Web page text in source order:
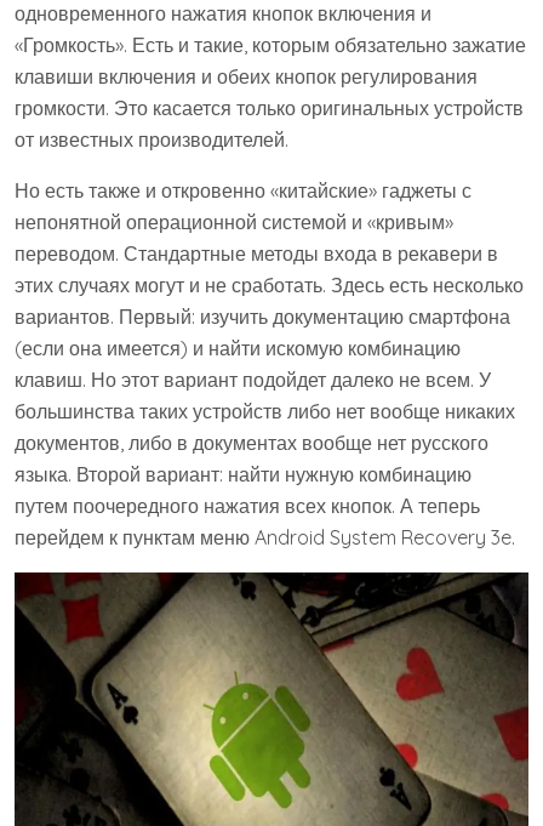
одновременного нажатия кнопок включения и
«Громкость». Есть и такие, которым обязательно зажатие
клавиши включения и обеих кнопок регулирования
громкости. Это касается только оригинальных устройств
от известных производителей.
Но есть также и откровенно «китайские» гаджеты с
непонятной операционной системой и «кривым»
переводом. Стандартные методы входа в рекавери в
этих случаях могут и не сработать. Здесь есть несколько
вариантов. Первый: изучить документацию смартфона
(если она имеется) и найти искомую комбинацию
клавиш. Но этот вариант подойдет далеко не всем. У
большинства таких устройств либо нет вообще никаких
документов, либо в документах вообще нет русского
языка. Второй вариант: найти нужную комбинацию
путем поочередного нажатия всех кнопок. А теперь
перейдем к пунктам меню Android System Recovery 3e.